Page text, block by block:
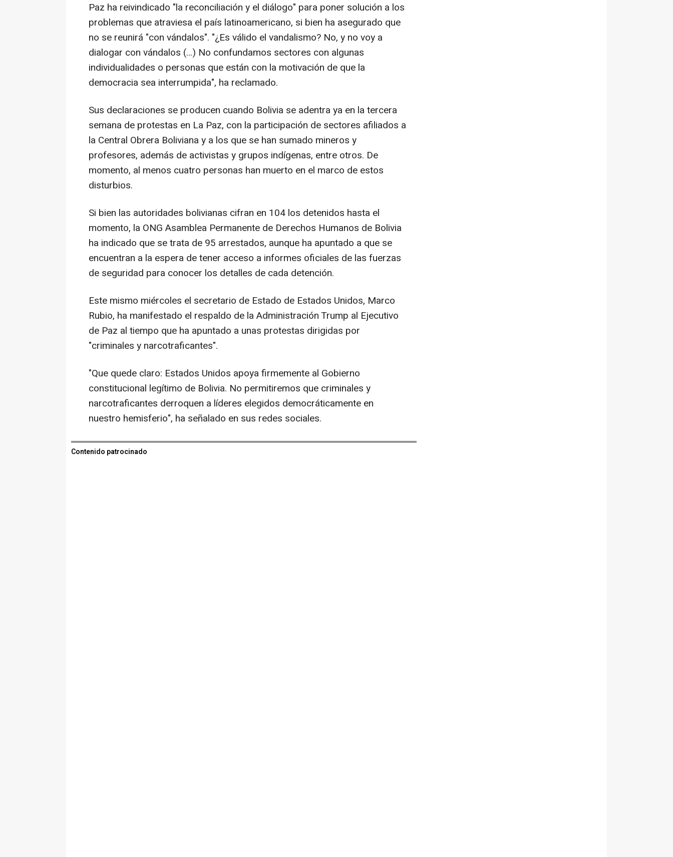
Paz ha reivindicado "la reconciliación y el diálogo" para poner solución a los
problemas que atraviesa el país latinoamericano, si bien ha asegurado que
no se reunirá "con vándalos". "¿Es válido el vandalismo? No, y no voy a
dialogar con vándalos (...) No confundamos sectores con algunas
individualidades o personas que están con la motivación de que la
democracia sea interrumpida", ha reclamado.
Sus declaraciones se producen cuando Bolivia se adentra ya en la tercera
semana de protestas en La Paz, con la participación de sectores afiliados a
la Central Obrera Boliviana y a los que se han sumado mineros y
profesores, además de activistas y grupos indígenas, entre otros. De
momento, al menos cuatro personas han muerto en el marco de estos
disturbios.
Si bien las autoridades bolivianas cifran en 104 los detenidos hasta el
momento, la ONG Asamblea Permanente de Derechos Humanos de Bolivia
ha indicado que se trata de 95 arrestados, aunque ha apuntado a que se
encuentran a la espera de tener acceso a informes oficiales de las fuerzas
de seguridad para conocer los detalles de cada detención.
Este mismo miércoles el secretario de Estado de Estados Unidos, Marco
Rubio, ha manifestado el respaldo de la Administración Trump al Ejecutivo
de Paz al tiempo que ha apuntado a unas protestas dirigidas por
"criminales y narcotraficantes".
"Que quede claro: Estados Unidos apoya firmemente al Gobierno
constitucional legítimo de Bolivia. No permitiremos que criminales y
narcotraficantes derroquen a líderes elegidos democráticamente en
nuestro hemisferio", ha señalado en sus redes sociales.
Contenido patrocinado